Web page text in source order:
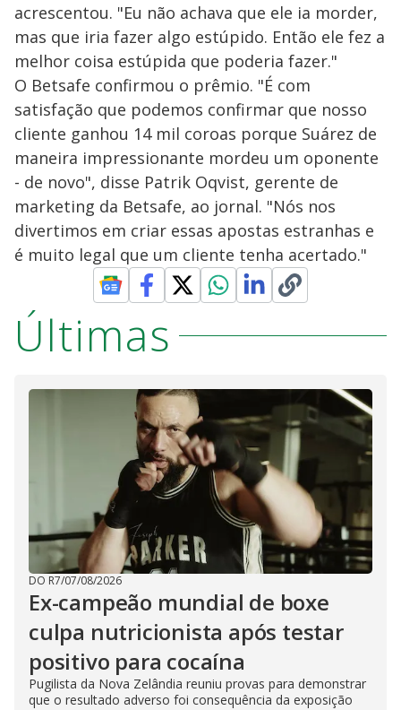
acrescentou. "Eu não achava que ele ia morder,
mas que iria fazer algo estúpido. Então ele fez a
melhor coisa estúpida que poderia fazer."
O Betsafe confirmou o prêmio. "É com
satisfação que podemos confirmar que nosso
cliente ganhou 14 mil coroas porque Suárez de
maneira impressionante mordeu um oponente
- de novo", disse Patrik Oqvist, gerente de
marketing da Betsafe, ao jornal. "Nós nos
divertimos em criar essas apostas estranhas e
é muito legal que um cliente tenha acertado."
Últimas
DO R7/07/08/2026
Ex-campeão mundial de boxe
culpa nutricionista após testar
positivo para cocaína
Pugilista da Nova Zelândia reuniu provas para demonstrar
que o resultado adverso foi consequência da exposição